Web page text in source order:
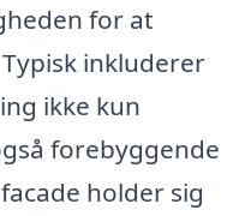
for at
inkluderer
ikke kun
forebyggende
holder sig